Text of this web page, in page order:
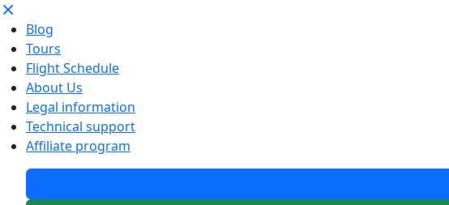
Blog
Tours
Flight Schedule
About Us
Legal information
Technical support
Affiliate program